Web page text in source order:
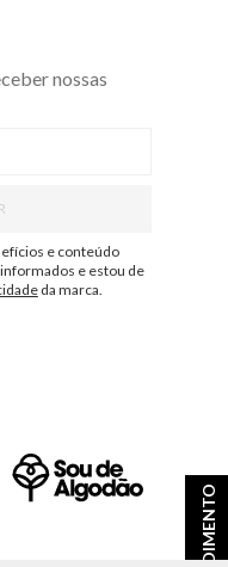
nossas
e conteúdo
e estou de
da marca.